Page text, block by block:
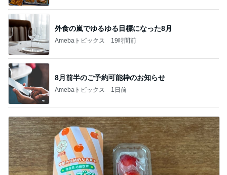
外食の嵐でゆるゆる目標になった8月
Amebaトピックス 19時間前
8月前半のご予約可能枠のお知らせ
Amebaトピックス 1日前